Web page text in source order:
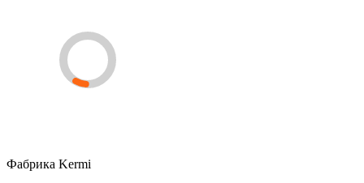
Фабрика Kermi